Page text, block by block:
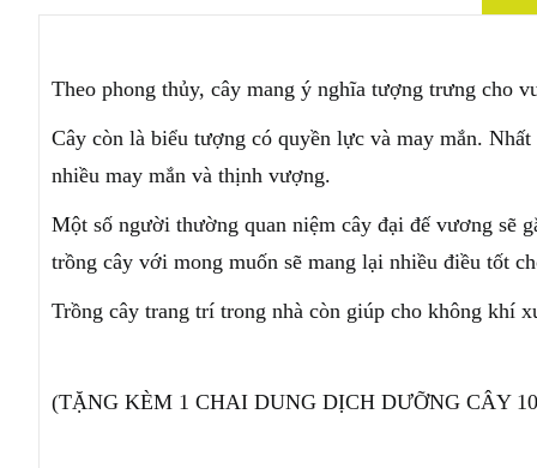
Theo phong thủy, cây mang ý nghĩa tượng trưng cho
Cây còn là biểu tượng có quyền lực và may mắn.
nhiều may mắn và thịnh vượng.
Một số người thường quan niệm cây đại đế vương
trồng cây với mong muốn sẽ mang lại nhiều điều tốt
Trồng cây trang trí trong nhà còn giúp cho không khí
(TẶNG KÈM 1 CHAI DUNG DỊCH DƯỠNG CÂY